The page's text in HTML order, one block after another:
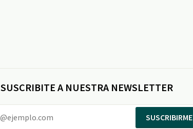
SUSCRIBITE A NUESTRA NEWSLETTER
SUSCRIBIRME